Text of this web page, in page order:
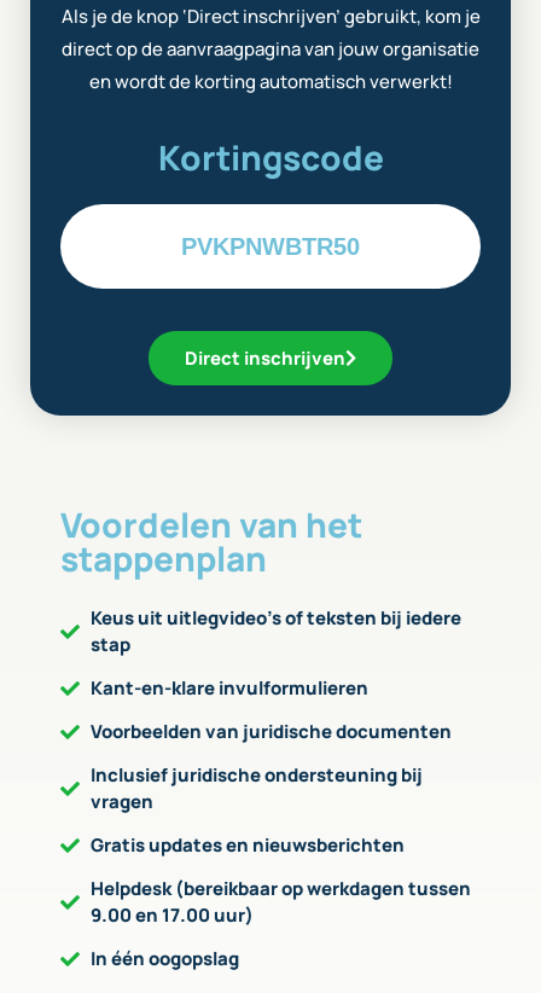
Als je de knop ‘Direct inschrijven’ gebruikt, kom je
direct op de aanvraagpagina van jouw organisatie
en wordt de korting automatisch verwerkt!
Kortingscode
PVKPNWBTR50
Direct inschrijven
Voordelen van het
stappenplan
Keus uit uitlegvideo’s of teksten bij iedere
stap
Kant-en-klare invulformulieren
Voorbeelden van juridische documenten
Inclusief juridische ondersteuning bij
vragen
Gratis updates en nieuwsberichten
Helpdesk (bereikbaar op werkdagen tussen
9.00 en 17.00 uur)
In één oogopslag